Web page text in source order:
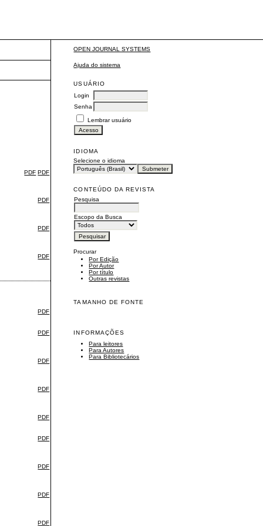
OPEN JOURNAL SYSTEMS
Ajuda do sistema
USUÁRIO
Login
Senha
Lembrar usuário
IDIOMA
Selecione o idioma
CONTEÚDO DA REVISTA
Pesquisa
Escopo da Busca
Procurar
Por Edição
Por Autor
Por título
Outras revistas
TAMANHO DE FONTE
INFORMAÇÕES
Para leitores
Para Autores
Para Bibliotecários
PDF PDF
PDF
PDF
PDF
PDF
PDF
PDF
PDF
PDF
PDF
PDF
PDF
PDF